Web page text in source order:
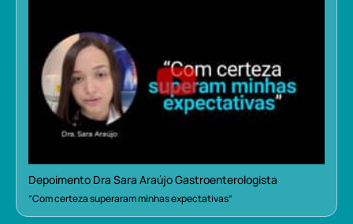
Depoimento Dra Sara Araújo Gastroenterologista
“Com certeza superaram minhas expectativas”